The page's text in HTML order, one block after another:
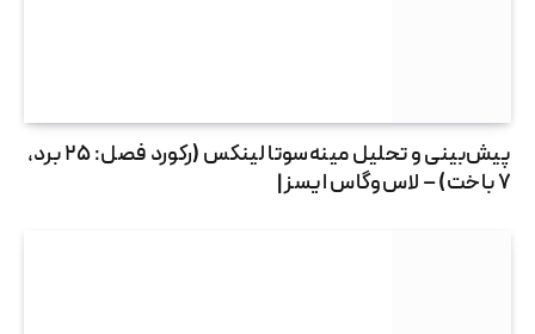
پیش‌بینی و تحلیل مینه‌سوتا لینکس (رکورد فصل: ۲۵ برد،
۷ باخت) – لاس‌وگاس ایسز |